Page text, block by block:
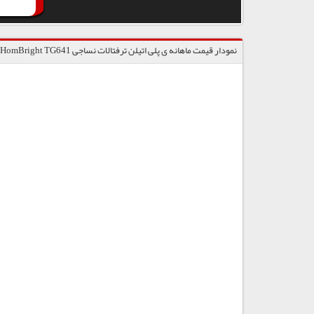
نمودار قیمت ماهانه ی پلی اتیلن ترفتالات نساجی HomBright TG641 / پتروشیمی تندگویان